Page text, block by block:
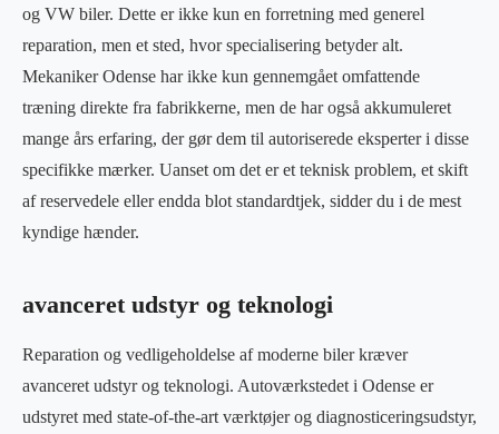
og VW biler. Dette er ikke kun en forretning med generel
reparation, men et sted, hvor specialisering betyder alt.
Mekaniker Odense har ikke kun gennemgået omfattende
træning direkte fra fabrikkerne, men de har også akkumuleret
mange års erfaring, der gør dem til autoriserede eksperter i disse
specifikke mærker. Uanset om det er et teknisk problem, et skift
af reservedele eller endda blot standardtjek, sidder du i de mest
kyndige hænder.
avanceret udstyr og teknologi
Reparation og vedligeholdelse af moderne biler kræver
avanceret udstyr og teknologi. Autoværkstedet i Odense er
udstyret med state-of-the-art værktøjer og diagnosticeringsudstyr,